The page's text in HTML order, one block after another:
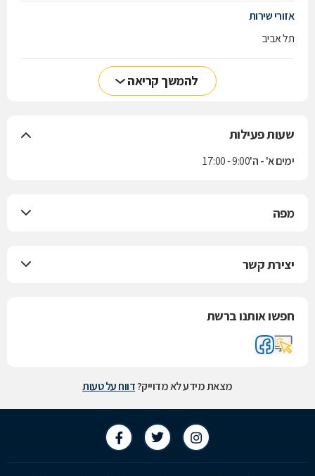
אזורי שירות
תל אביב
להמשך קריאה
שעות פעילות
ימים א' - ה'9:00 - 17:00
מפה
יצירת קשר
חפשו אותנו ברשת
מצאת מידע לא מדוייק?דווח על טעות